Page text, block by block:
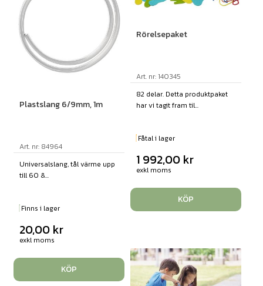
Plastslang 6/9mm, 1m
Art. nr: 84964
Universalslang, tål värme upp
till 60 &...
Finns i lager
20,00 kr
exkl moms
KÖP
Rörelsepaket
Art. nr: 140345
82 delar. Detta produktpaket
har vi tagit fram til...
Fåtal i lager
1 992,00 kr
exkl moms
KÖP